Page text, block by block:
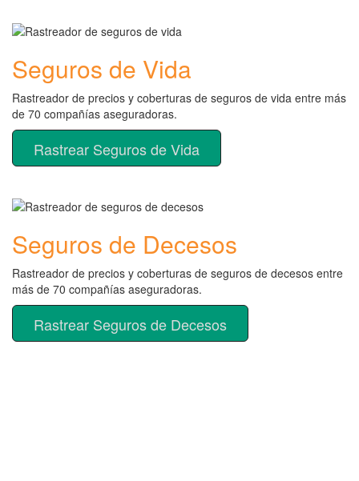
Seguros de Vida
Rastreador de precios y coberturas de seguros de vida entre más
de 70 compañías aseguradoras.
Rastrear Seguros de Vida
Seguros de Decesos
Rastreador de precios y coberturas de seguros de decesos entre
más de 70 compañías aseguradoras.
Rastrear Seguros de Decesos